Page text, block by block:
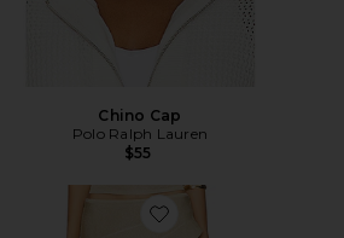
Chino Cap
Polo Ralph Lauren
$55
Favorite Palisades Mini Skirt